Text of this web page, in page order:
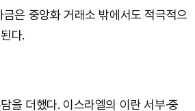
은 중앙화 거래소 밖에서도 적극적으
다.
을 더했다. 이스라엘의 이란 서부·중